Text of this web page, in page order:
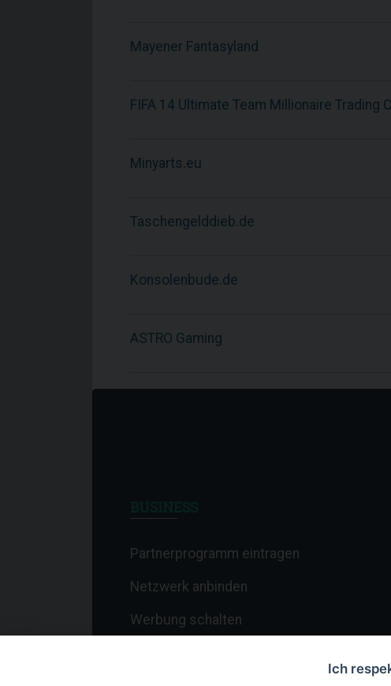
Mayener Fantasyland
FIFA 14 Ultimate Team Millionaire Trading
Minyarts.eu
Taschengelddieb.de
Konsolenbude.de
ASTRO Gaming
Partnerprogramm eintragen
Netzwerk anbinden
Werbung schalten
Ich